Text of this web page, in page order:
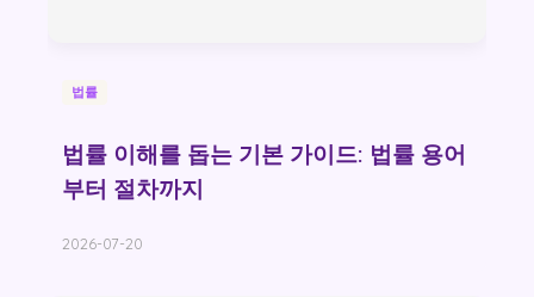
법률
법률 이해를 돕는 기본 가이드: 법률 용어
부터 절차까지
2026-07-20